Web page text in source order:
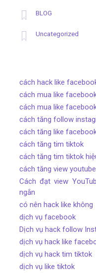
BLOG
Uncategorized
cách hack like
cách mua like
cách mua like
cách tăng follow
cách tăng like
cách tăng tim tiktok
cách tăng tim tiktok
cách tăng view youtube
Cách đạt view
ngắn
có nên hack like không
dịch vụ facebook
Dịch vụ hack follow
dịch vụ hack like
dịch vụ hack tim tiktok
dịch vụ like tiktok